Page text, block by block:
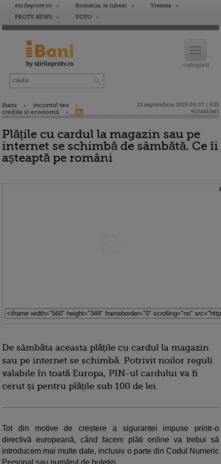
stirileprotv.ro Romania, te iubesc
Vremea
PROTV NEWS
VOYO
ibani
incontul tau
credite si economii
13 septembrie 2019 09:07 / 635
vizualizari
Plățile cu cardul la magazin sau pe
internet se schimbă de sâmbătă. Ce îi
așteaptă pe români
De sâmbăta aceasta plățile cu cardul la magazin
sau pe internet se schimbă. Potrivit noilor reguli
valabile în toată Europa, PIN-ul cardului va fi
cerut și pentru plățile sub 100 de lei.
Tot din motive de creștere a siguranței impuse printr-o
directivă europeană, când facem plăti online va trebui să
introducem mai multe date, inclusiv o parte din Codul Numeric
Personal sau numărul de buletin.